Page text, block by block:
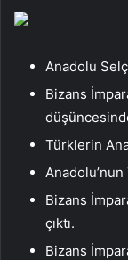
Anadolu
Bizans
Türklerin
Bizans
çıktı.
Bizans